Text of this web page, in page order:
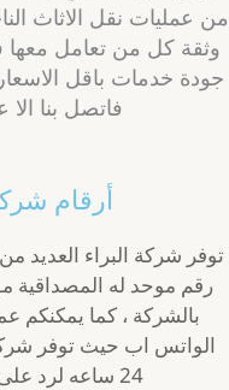
عمليات نقل الاثاث
وثقة كل من تعامل معها
خدمات باقل
فاتصل بنا الا على
أرقام
شركة البراء العديد
رقم موحد له المصداقية
بالشركة ، كما يمكنكم
الواتس اب حيث توفر
24 ساعه لرد على جميع استفسارات العملاء .